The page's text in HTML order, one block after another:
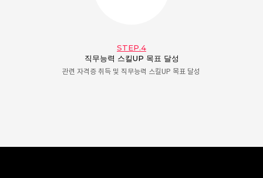
STEP.4
직무능력 스킬UP 목표 달성
관련 자격증 취득 및 직무능력 스킬UP 목표 달성